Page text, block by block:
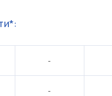
-
-